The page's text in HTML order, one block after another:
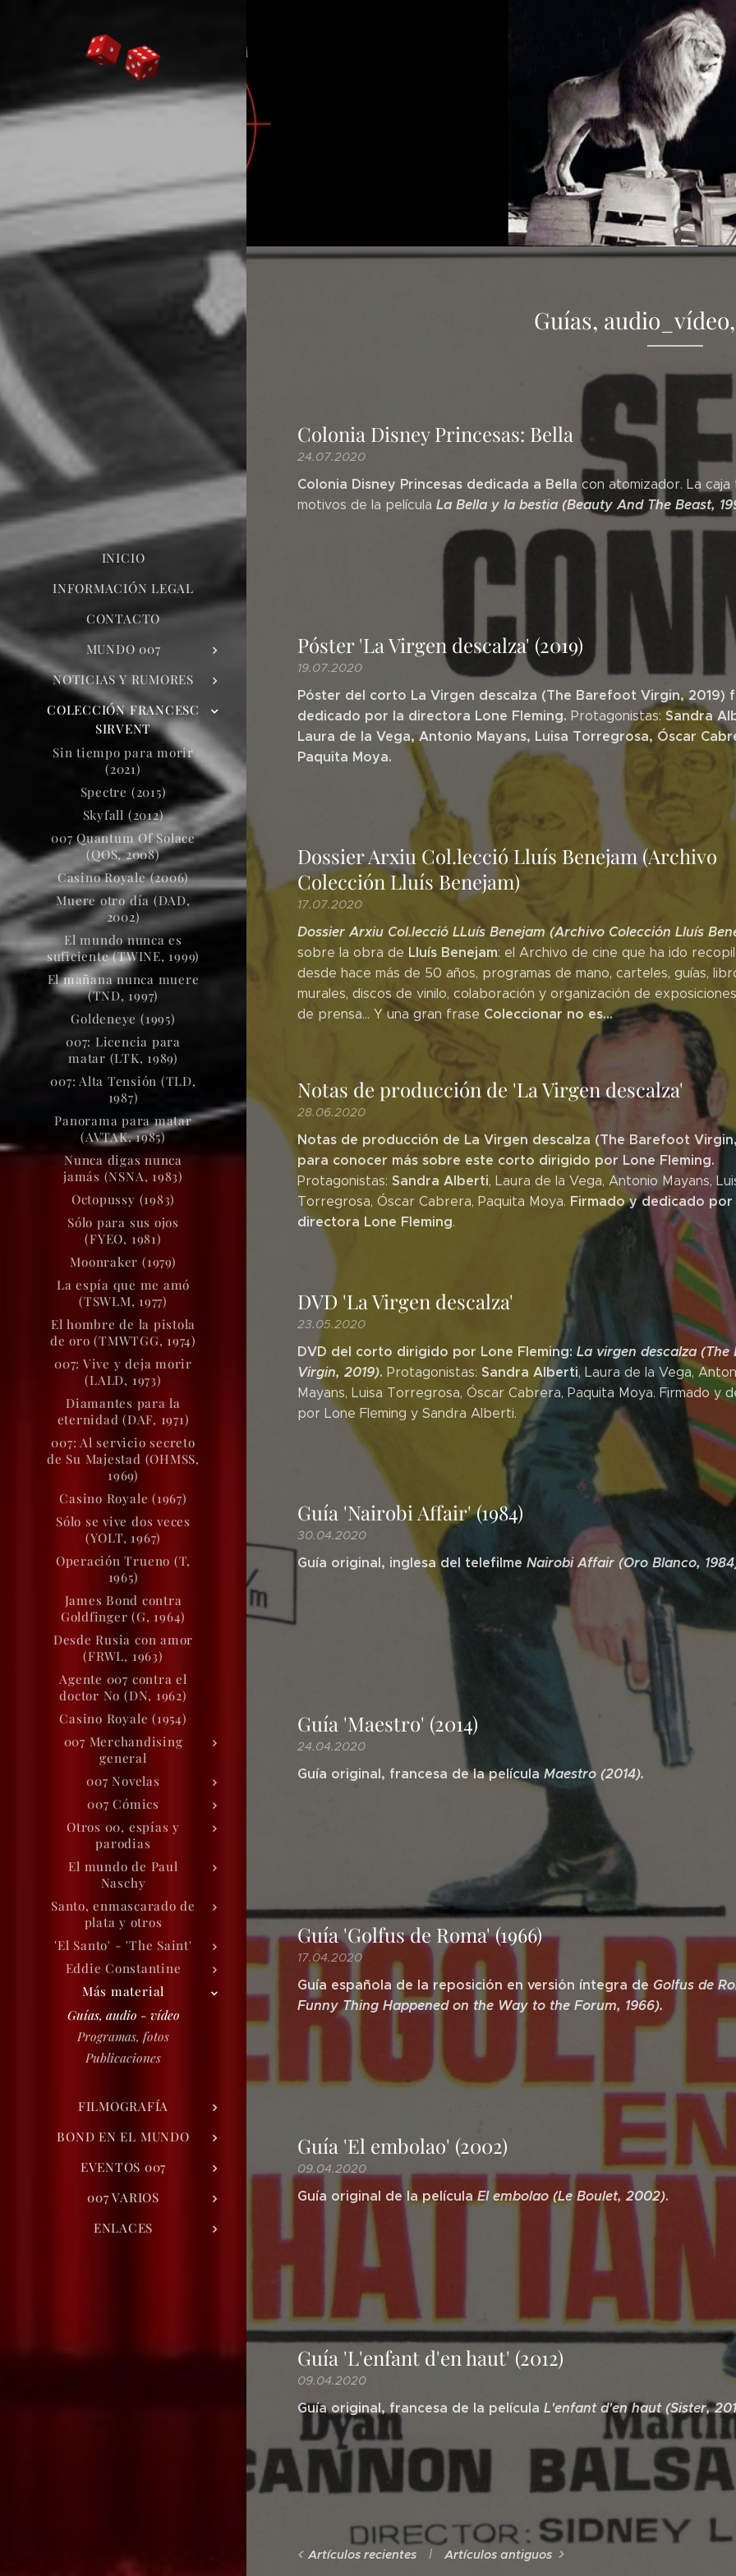
INICIO
INFORMACIÓN LEGAL
CONTACTO
MUNDO 007
NOTICIAS Y RUMORES
COLECCIÓN FRANCESC
SIRVENT
Sin tiempo para morir
(2021)
Spectre (2015)
Skyfall (2012)
007 Quantum Of Solace
(QOS, 2008)
Casino Royale (2006)
Muere otro día (DAD,
2002)
El mundo nunca es
suficiente (TWINE, 1999)
El mañana nunca muere
(TND, 1997)
Goldeneye (1995)
007: Licencia para
matar (LTK, 1989)
007: Alta Tensión (TLD,
1987)
Panorama para matar
(AVTAK, 1985)
Nunca digas nunca
jamás (NSNA, 1983)
Octopussy (1983)
Sólo para sus ojos
(FYEO, 1981)
Moonraker (1979)
La espía que me amó
(TSWLM, 1977)
El hombre de la pistola
de oro (TMWTGG, 1974)
007: Vive y deja morir
(LALD, 1973)
Diamantes para la
eternidad (DAF, 1971)
007: Al servicio secreto
de Su Majestad (OHMSS,
1969)
Casino Royale (1967)
Sólo se vive dos veces
(YOLT, 1967)
Operación Trueno (T,
1965)
James Bond contra
Goldfinger (G, 1964)
Desde Rusia con amor
(FRWL, 1963)
Agente 007 contra el
doctor No (DN, 1962)
Casino Royale (1954)
007 Merchandising
general
007 Novelas
007 Cómics
Otros 00, espías y
parodias
El mundo de Paul
Naschy
Santo, enmascarado de
plata y otros
'El Santo' - 'The Saint'
Eddie Constantine
Más material
Guías, audio - vídeo
Programas, fotos
Publicaciones
FILMOGRAFÍA
BOND EN EL MUNDO
EVENTOS 007
007 VARIOS
ENLACES
Guías,
Colonia Disney Princesas: Bella
24.07.2020
Colonia Disney Princesas dedicada a Bella con atomizador. La caja
motivos de la película La Bella y la bestia (Beauty And The Beast,
Póster 'La Virgen descalza' (2019)
19.07.2020
Póster del corto La Virgen descalza (The Barefoot Virgin, 2019)
dedicado por la directora Lone Fleming. Protagonistas: Sandra
Laura de la Vega, Antonio Mayans, Luisa Torregrosa, Óscar
Paquita Moya.
Dossier Arxiu Col.lecció Lluís Benejam (Archivo
Colección Lluís Benejam)
17.07.2020
Dossier Arxiu Col.lecció LLuís Benejam (Archivo Colección Lluís
sobre la obra de Lluís Benejam: el Archivo de cine que ha ido
desde hace más de 50 años, programas de mano, carteles, guías,
murales, discos de vinilo, colaboración y organización de
de prensa... Y una gran frase Coleccionar no es...
Notas de producción de 'La Virgen descalza'
28.06.2020
Notas de producción de La Virgen descalza (The Barefoot
para conocer más sobre este corto dirigido por Lone Fleming.
Protagonistas: Sandra Alberti, Laura de la Vega, Antonio Mayans,
Torregrosa, Óscar Cabrera, Paquita Moya. Firmado y dedicado por
directora Lone Fleming.
DVD 'La Virgen descalza'
23.05.2020
DVD del corto dirigido por Lone Fleming: La virgen descalza (The
Virgin, 2019). Protagonistas: Sandra Alberti, Laura de la Vega,
Mayans, Luisa Torregrosa, Óscar Cabrera, Paquita Moya. Firmado y
por Lone Fleming y Sandra Alberti.
Guía 'Nairobi Affair' (1984)
30.04.2020
Guía original, inglesa del telefilme Nairobi Affair (Oro Blanco,
Guía 'Maestro' (2014)
24.04.2020
Guía original, francesa de la película Maestro (2014).
Guía 'Golfus de Roma' (1966)
17.04.2020
Guía española de la reposición en versión íntegra de Golfus de
Funny Thing Happened on the Way to the Forum, 1966).
Guía 'El embolao' (2002)
09.04.2020
Guía original de la películaEl embolao (Le Boulet, 2002).
Guía 'L'enfant d'en haut' (2012)
09.04.2020
Guía original, francesa de la película L'enfant d'en haut (Sister,
Artículos recientes Artículos antiguos